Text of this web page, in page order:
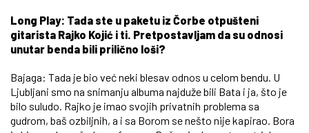
Long Play: Tada ste u paketu iz Čorbe otpušteni
gitarista Rajko Kojić i ti. Pretpostavljam da su odnosi
unutar benda bili prilično loši?
Bajaga: Tada je bio već neki blesav odnos u celom bendu. U
Ljubljani smo na snimanju albuma najduže bili Bata i ja, što je
bilo suludo. Rajko je imao svojih privatnih problema sa
gudrom, baš ozbiljnih, a i sa Borom se nešto nije kapirao. Bora